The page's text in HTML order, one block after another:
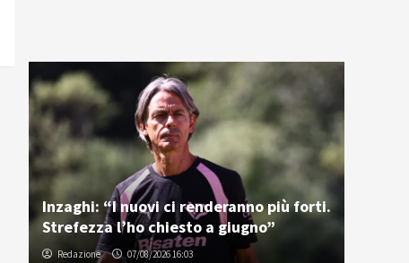
Inzaghi: “I nuovi ci renderanno più forti.
Strefezza l’ho chiesto a giugno”
Redazione 07/08/2026 16:03